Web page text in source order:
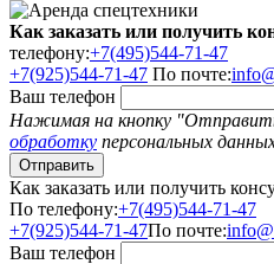
Как заказать или получить
телефону:+7(495)544-71-47
+7(925)544-71-47 По почте:
Ваш телефон
Нажимая на кнопку
обработку персональных
Как заказать или получить
По телефону:+7(495)544-71-47
+7(925)544-71-47По почте:
Ваш телефон